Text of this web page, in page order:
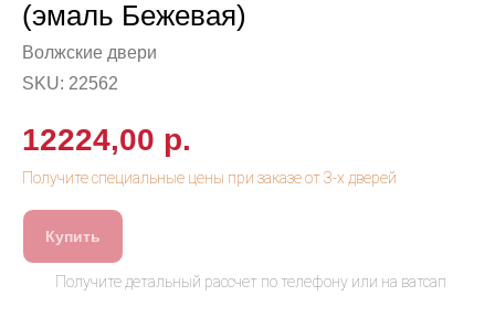
(эмаль Бежевая)
Волжские двери
SKU: 22562
12224,00 р.
Купить